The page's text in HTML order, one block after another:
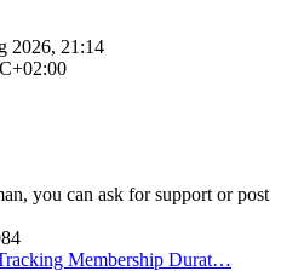
2026, 21:14
you can ask for support or post
Membership Durat…